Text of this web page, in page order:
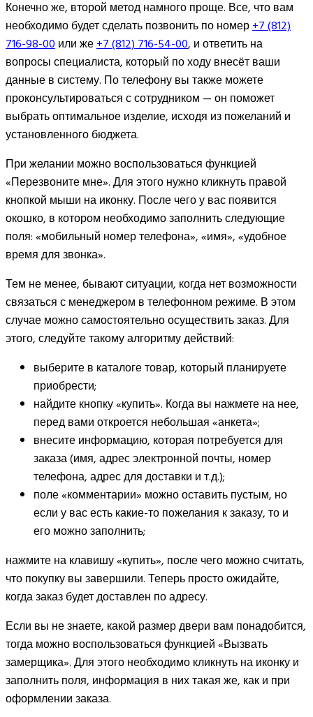
Конечно же, второй метод намного проще. Все, что вам
необходимо будет сделать позвонить по номер+7 (812)
716-98-00или же+7 (812) 716-54-00, и ответить на
вопросы специалиста, который по ходу внесёт ваши
данные в систему. По телефону вы также можете
проконсультироваться с сотрудником — он поможет
выбрать оптимальное изделие, исходя из пожеланий и
установленного бюджета.
При желании можно воспользоваться функцией
«Перезвоните мне». Для этого нужно кликнуть правой
кнопкой мыши на иконку. После чего у вас появится
окошко, в котором необходимо заполнить следующие
поля: «мобильный номер телефона», «имя», «удобное
время для звонка».
Тем не менее, бывают ситуации, когда нет возможности
связаться с менеджером в телефонном режиме. В этом
случае можно самостоятельно осуществить заказ. Для
этого, следуйте такому алгоритму действий:
выберите в каталоге товар, который планируете
приобрести;
найдите кнопку «купить». Когда вы нажмете на нее,
перед вами откроется небольшая «анкета»;
внесите информацию, которая потребуется для
заказа (имя, адрес электронной почты, номер
телефона, адрес для доставки и т.д.);
поле «комментарии» можно оставить пустым, но
если у вас есть какие-то пожелания к заказу, то и
его можно заполнить;
нажмите на клавишу «купить», после чего можно считать,
что покупку вы завершили. Теперь просто ожидайте,
когда заказ будет доставлен по адресу.
Если вы не знаете, какой размер двери вам понадобится,
тогда можно воспользоваться функцией «Вызвать
замерщика». Для этого необходимо кликнуть на иконку и
заполнить поля, информация в них такая же, как и при
оформлении заказа.